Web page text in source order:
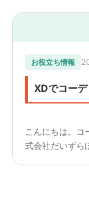
お役立ち情報
XDでコー
こんにちは。コ
式会社だいずら